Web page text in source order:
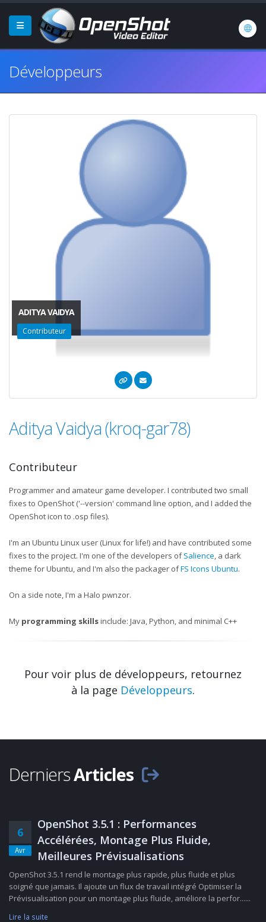
Développeurs
ADITYA VAIDYA
Contributeur
Aditya Vaidya (kroq-gar78)
Contributeur
Programmer and amateur game developer. I contributed two small
fixes to OpenShot ('--version' command line option, and I added the
OpenShot icon to .osp files).
I'm an Ubuntu Linux user (Linux for life!) and have contributed some
fixes to the project. I'm one of the developers ofSalience, a dark
theme for Ubuntu, and I'm also the packager ofFS Icons Ubuntu.
On a side note, I'm a Halo pwnzor.
My programming skillsinclude: Java, Python, and minimal C++
Pour voir plus de développeurs, retournez
à la page Développeurs.
DerniersArticles
6
Avr
OpenShot 3.5.1 : Performances
Accélérées, Montage Plus Fluide,
Meilleures Prévisualisations
OpenShot 3.5.1 rend le montage plus rapide, plus fluide et plus
soigné que jamais. Il ajoute un flux de travail intégré Optimiser la
Prévisualisation pour un montage plus fluide, améliore la perfor......
Lire la suite